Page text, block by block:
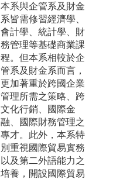
本系與企管系及財金
系皆需修習經濟學、
會計學、統計學、財
務管理等基礎商業課
程。但本系相較於企
管系及財金系而言，
更加著重於跨國企業
管理所需之策略、跨
文化行銷、國際金
融、國際財務管理之
專才。此外，本系特
別重視國際貿易實務
以及第二外語能力之
培養，開設國際貿易